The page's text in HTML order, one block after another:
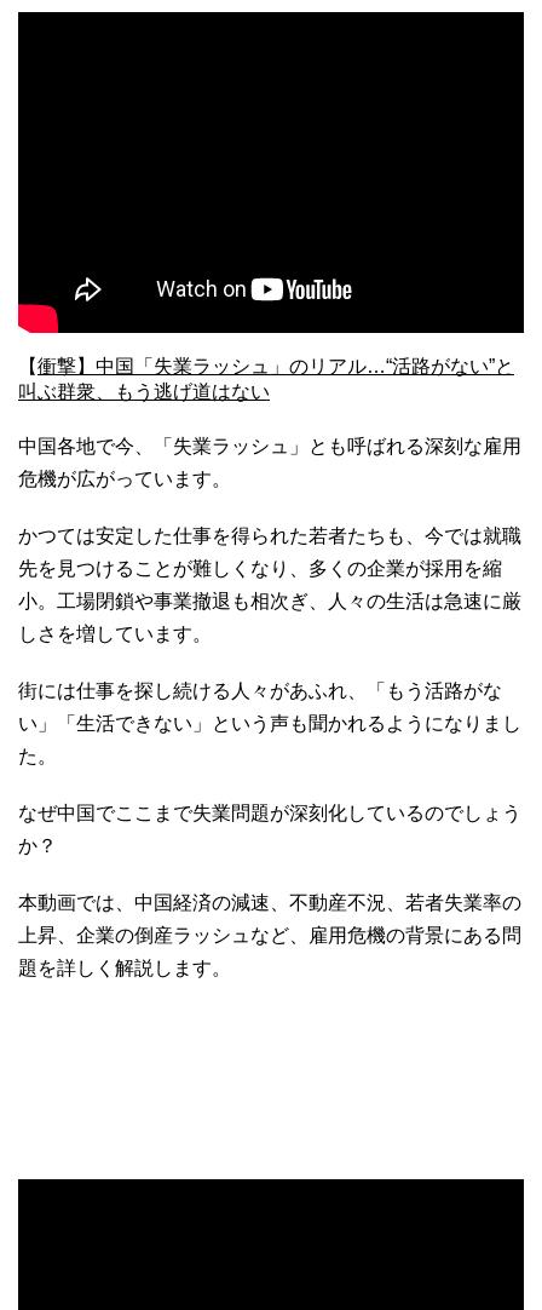
【衝撃】中国「失業ラッシュ」のリアル…“活路がない”と
叫ぶ群衆、もう逃げ道はない
中国各地で今、「失業ラッシュ」とも呼ばれる深刻な雇用
危機が広がっています。
かつては安定した仕事を得られた若者たちも、今では就職
先を見つけることが難しくなり、多くの企業が採用を縮
小。工場閉鎖や事業撤退も相次ぎ、人々の生活は急速に厳
しさを増しています。
街には仕事を探し続ける人々があふれ、「もう活路がな
い」「生活できない」という声も聞かれるようになりまし
た。
なぜ中国でここまで失業問題が深刻化しているのでしょう
か？
本動画では、中国経済の減速、不動産不況、若者失業率の
上昇、企業の倒産ラッシュなど、雇用危機の背景にある問
題を詳しく解説します。